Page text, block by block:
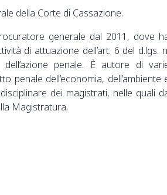
della Corte di Cassazione.
generale dal 2011, dove
di attuazione dell’art. 6 del d.lgs.
penale. È autore di
penale dell’economia, dell’ambiente
dei magistrati, nelle quali
Magistratura.